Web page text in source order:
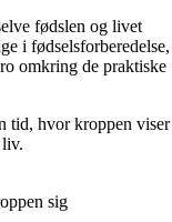
fødslen og livet
i fødselsforberedelse,
omkring de praktiske
tid, hvor kroppen viser
sig